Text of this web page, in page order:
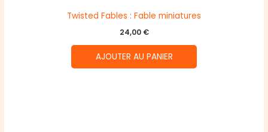
Twisted Fables : Fable miniatures
24,00 €
AJOUTER AU PANIER